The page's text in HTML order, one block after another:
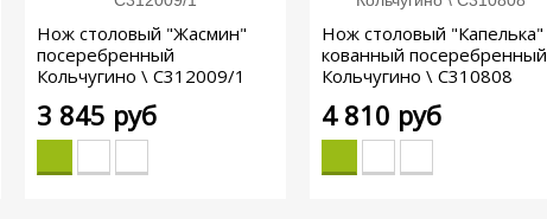
Нож столовый "Жасмин"
посеребренный
Кольчугино \ С312009/1
3 845 руб
Нож столовый "Капелька"
кованный посеребренный
Кольчугино \ С310808
4 810 руб